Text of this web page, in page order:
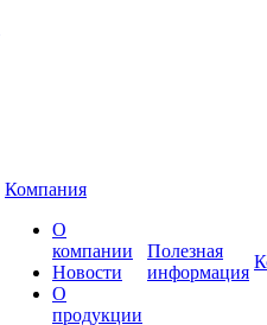
Компания
О
компании
Новости
О
продукции
Полезная
информация